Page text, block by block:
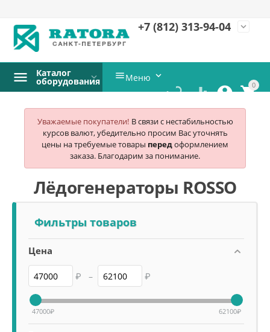
+7 (812) 313-94-04 expand_more
0


 
Каталог
оборудования Меню 
Уважаемые покупатели! В связи с нестабильностью
курсов валют, убедительно просим Вас уточнять
цены на требуемые товары передоформлением
заказа. Благодарим за понимание.
Лёдогенераторы ROSSO
Фильтры товаров
Цена
₽ – ₽
47000₽ 62100₽